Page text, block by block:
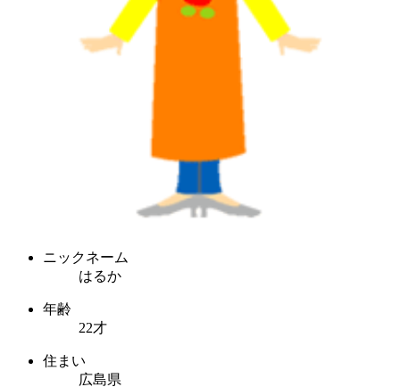
ニックネーム
はるか
年齢
22才
住まい
広島県